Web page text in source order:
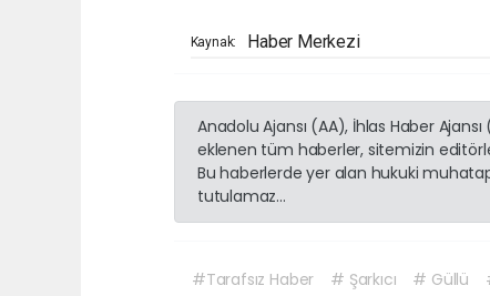
Kaynak: Haber Merkezi
Anadolu Ajansı (AA), İhlas Haber
eklenen tüm haberler, sitemizin
Bu haberlerde yer alan hukuki
tutulamaz...
#Tarafsız Haber # Şarkıcı # Güllü